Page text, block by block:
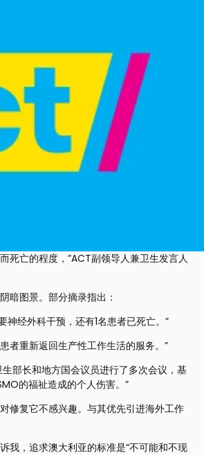
死亡的程度，”ACT副领导人兼卫生发言人
暗图景。部分摘录指出：
经外科干预，还有1名患者已死亡。”
者重新返回生产性工作生活的服务。”
部长和地方国会议员进行了多次会议，基
的福祉造成的个人伤害。”
修复它不感兴趣。与其优先引进海外工作
我，追求澳大利亚的标准是“不可能和不现